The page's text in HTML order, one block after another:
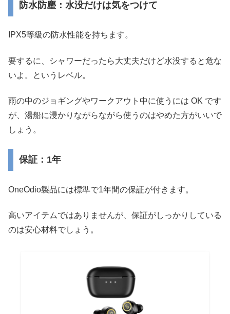
防水防塵：水没だけは気をつけて
IPX5等級の防水性能を持ちます。
要するに、シャワーだったら大丈夫だけど水没すると危な
いよ。というレベル。
雨の中のジョギングやワークアウト中に使うには OK です
が、湯船に浸かりながらながら使うのはやめた方がいいで
しょう。
保証：1年
OneOdio製品には標準で1年間の保証が付きます。
高いアイテムではありませんが、保証がしっかりしている
のは安心材料でしょう。